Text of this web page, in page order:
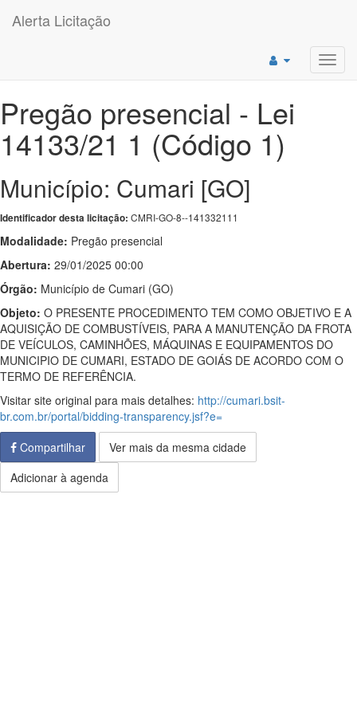
Alerta Licitação
Pregão presencial - Lei
14133/21 1 (Código 1)
Município: Cumari [GO]
Identificador desta licitação: CMRI-GO-8--141332111
Modalidade: Pregão presencial
Abertura: 29/01/2025 00:00
Órgão: Município de Cumari (GO)
Objeto: O PRESENTE PROCEDIMENTO TEM COMO OBJETIVO E A
AQUISIÇÃO DE COMBUSTÍVEIS, PARA A MANUTENÇÃO DA FROTA
DE VEÍCULOS, CAMINHÕES, MÁQUINAS E EQUIPAMENTOS DO
MUNICIPIO DE CUMARI, ESTADO DE GOIÁS DE ACORDO COM O
TERMO DE REFERÊNCIA.
Visitar site original para mais detalhes: http://cumari.bsit-
br.com.br/portal/bidding-transparency.jsf?e=
Compartilhar
Ver mais da mesma cidade
Adicionar à agenda